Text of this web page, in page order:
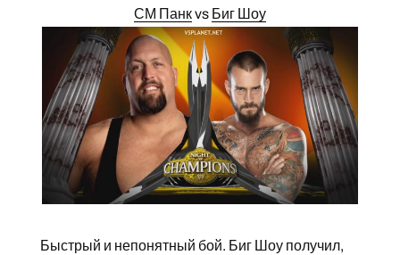
СМ Панкvs Биг Шоу
Быстрый и непонятный бой. Биг Шоу получил,